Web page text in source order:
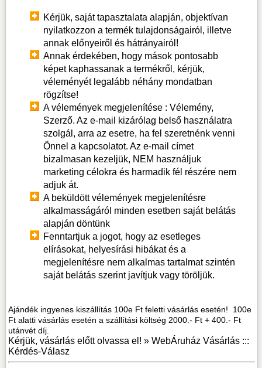
Kérjük, saját tapasztalata alapján, objektívan
nyilatkozzon a termék tulajdonságairól, illetve
annak előnyeiről és hátrányairól!
Annak érdekében, hogy mások pontosabb
képet kaphassanak a termékről, kérjük,
véleményét legalább néhány mondatban
rögzítse!
A vélemények megjelenítése : Vélemény,
Szerző. Az e-mail kizárólag belső használatra
szolgál, arra az esetre, ha fel szeretnénk venni
Önnel a kapcsolatot. Az e-mail címet
bizalmasan kezeljük, NEM használjuk
marketing célokra és harmadik fél részére nem
adjuk át.
A beküldött vélemények megjelenítésre
alkalmasságáról minden esetben saját belátás
alapján döntünk
Fenntartjuk a jogot, hogy az esetleges
elírásokat, helyesírási hibákat és a
megjelenítésre nem alkalmas tartalmat szintén
saját belátás szerint javítjuk vagy töröljük.
Ajándék ingyenes kiszállítás 100e Ft feletti vásárlás esetén! 100e
Ft alatti vásárlás esetén a szállítási költség 2000.- Ft + 400.- Ft
utánvét díj.
Kérjük, vásárlás előtt olvassa el! »WebÁruház Vásárlás :::
Kérdés-Válasz